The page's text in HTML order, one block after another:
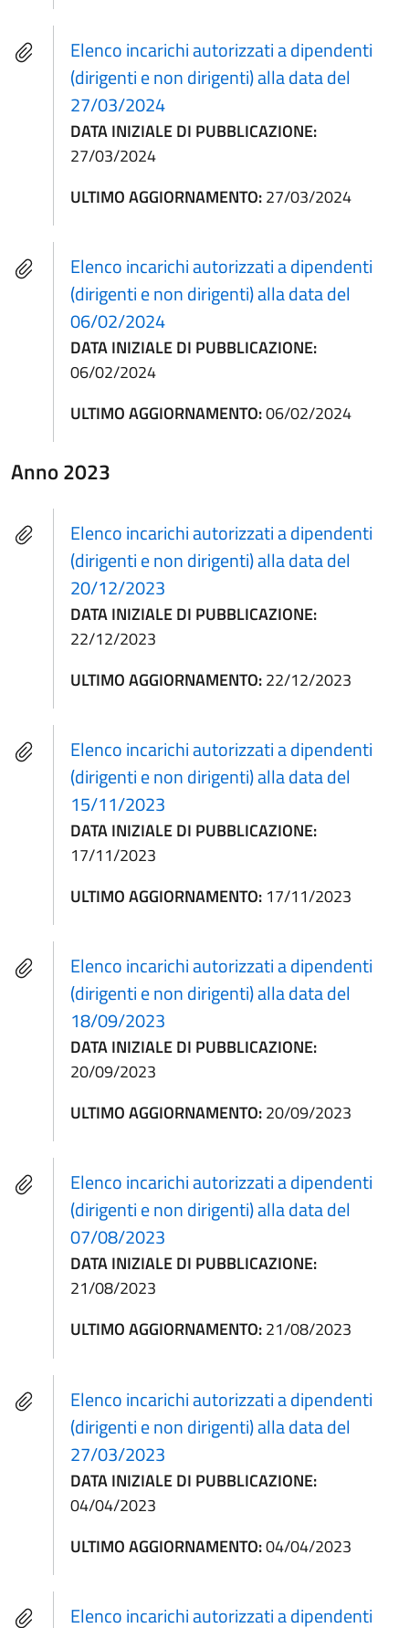
Elenco incarichi autorizzati a dipendenti
(dirigenti e non dirigenti) alla data del
27/03/2024
DATA INIZIALE DI PUBBLICAZIONE:
27/03/2024
ULTIMO AGGIORNAMENTO:27/03/2024
Elenco incarichi autorizzati a dipendenti
(dirigenti e non dirigenti) alla data del
06/02/2024
DATA INIZIALE DI PUBBLICAZIONE:
06/02/2024
ULTIMO AGGIORNAMENTO:06/02/2024
Anno 2023
Elenco incarichi autorizzati a dipendenti
(dirigenti e non dirigenti) alla data del
20/12/2023
DATA INIZIALE DI PUBBLICAZIONE:
22/12/2023
ULTIMO AGGIORNAMENTO:22/12/2023
Elenco incarichi autorizzati a dipendenti
(dirigenti e non dirigenti) alla data del
15/11/2023
DATA INIZIALE DI PUBBLICAZIONE:
17/11/2023
ULTIMO AGGIORNAMENTO: 17/11/2023
Elenco incarichi autorizzati a dipendenti
(dirigenti e non dirigenti) alla data del
18/09/2023
DATA INIZIALE DI PUBBLICAZIONE:
20/09/2023
ULTIMO AGGIORNAMENTO:20/09/2023
Elenco incarichi autorizzati a dipendenti
(dirigenti e non dirigenti) alla data del
07/08/2023
DATA INIZIALE DI PUBBLICAZIONE:
21/08/2023
ULTIMO AGGIORNAMENTO:21/08/2023
Elenco incarichi autorizzati a dipendenti
(dirigenti e non dirigenti) alla data del
27/03/2023
DATA INIZIALE DI PUBBLICAZIONE:
04/04/2023
ULTIMO AGGIORNAMENTO:04/04/2023
Elenco incarichi autorizzati a dipendenti